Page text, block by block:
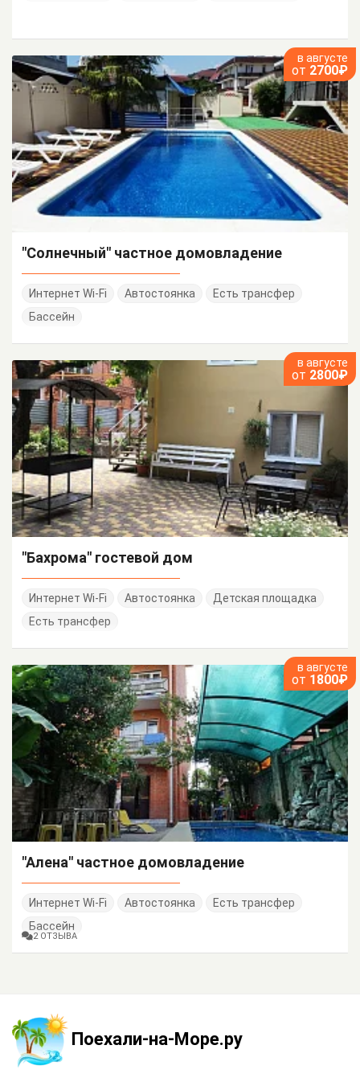
в августе
от 2700₽
"Солнечный" частное домовладение
Интернет Wi-Fi Автостоянка
Есть трансфер
Бассейн
в августе
от 2800₽
"Бахрома" гостевой дом
Интернет Wi-Fi Автостоянка
Детская площадка
Есть трансфер
в августе
от 1800₽
"Алена" частное домовладение
Интернет Wi-Fi Автостоянка
Есть трансфер
Бассейн
2 ОТЗЫВА
Поехали-на-Море.ру